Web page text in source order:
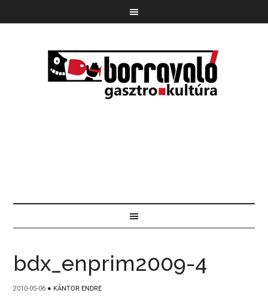
bdx_enprim2009-4
2010-05-06 ● KÁNTOR ENDRE